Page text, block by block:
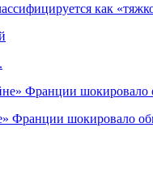
как
Франции шокировало